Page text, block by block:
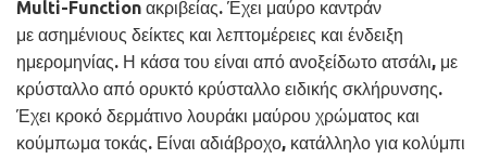
Multi-Function ακριβείας. Έχει μαύρο καντράν
με ασημένιους δείκτες και λεπτομέρειες και ένδειξη
ημερομηνίας. Η κάσα του είναι από ανοξείδωτο ατσάλι, με
κρύσταλλο από ορυκτό κρύσταλλο ειδικής σκλήρυνσης.
Έχει κροκό δερμάτινο λουράκι μαύρου χρώματος και
κούμπωμα τοκάς. Είναι αδιάβροχο, κατάλληλο για κολύμπι